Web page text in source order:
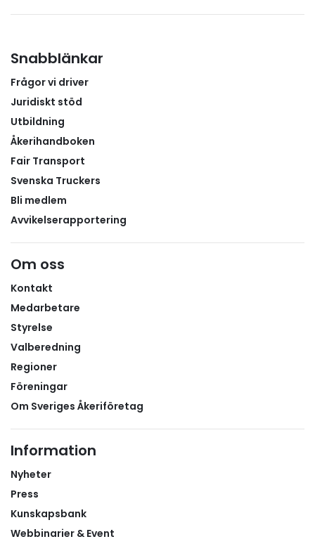
Snabblänkar
Frågor vi driver
Juridiskt stöd
Utbildning
Åkerihandboken
Fair Transport
Svenska Truckers
Bli medlem
Avvikelserapportering
Om oss
Kontakt
Medarbetare
Styrelse
Valberedning
Regioner
Föreningar
Om Sveriges Åkeriföretag
Information
Nyheter
Press
Kunskapsbank
Webbinarier & Event